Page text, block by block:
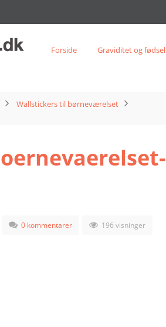
Forside Graviditet og fødsel
Wallstickers til børneværelset
0 kommentarer 196 visninger